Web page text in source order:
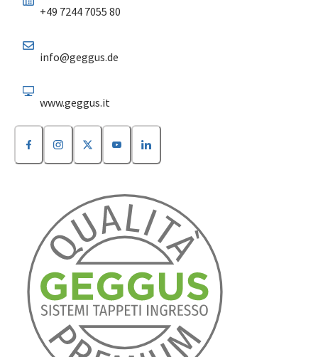
+49 7244 7055 80
info@geggus.de
www.geggus.it